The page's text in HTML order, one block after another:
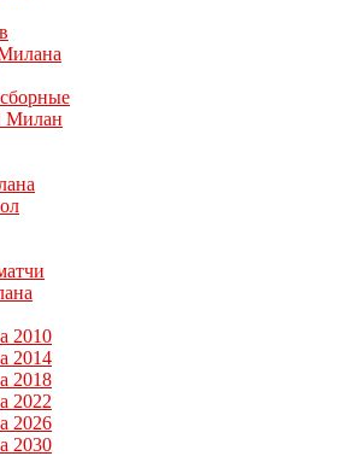
Милан
2010
2014
2018
2022
2026
2030